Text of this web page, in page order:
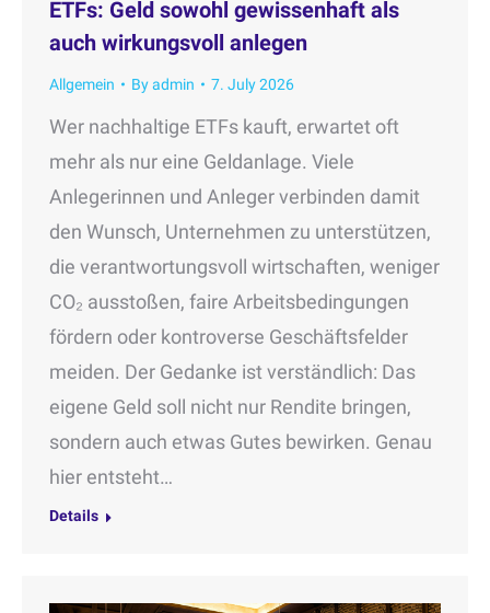
ETFs: Geld sowohl gewissenhaft als
auch wirkungsvoll anlegen
Allgemein Byadmin 7. July 2026
Wer nachhaltige ETFs kauft, erwartet oft
mehr als nur eine Geldanlage. Viele
Anlegerinnen und Anleger verbinden damit
den Wunsch, Unternehmen zu unterstützen,
die verantwortungsvoll wirtschaften, weniger
CO₂ ausstoßen, faire Arbeitsbedingungen
fördern oder kontroverse Geschäftsfelder
meiden. Der Gedanke ist verständlich: Das
eigene Geld soll nicht nur Rendite bringen,
sondern auch etwas Gutes bewirken. Genau
hier entsteht…
Details